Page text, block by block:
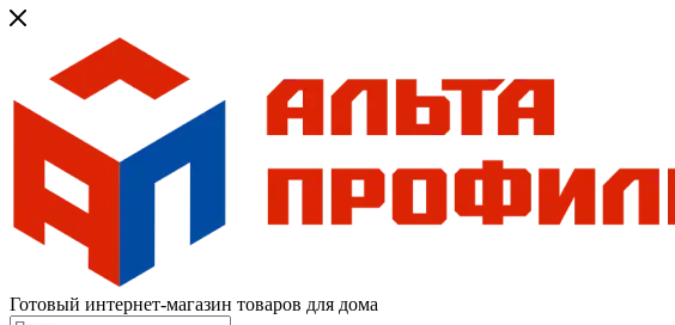
Готовый интернет-магазин товаров для дома